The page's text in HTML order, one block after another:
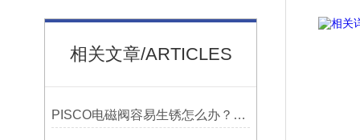
相关文章/ARTICLES
PISCO电磁阀容易生锈怎么办？阀门防腐处理方法大全